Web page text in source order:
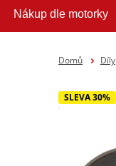
Nákup dle motorky
Domů Díly
SLEVA 30%